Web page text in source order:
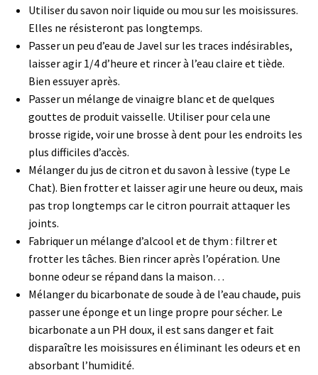
Utiliser du savon noir liquide ou mou sur les moisissures.
Elles ne résisteront pas longtemps.
Passer un peu d’eau de Javel sur les traces indésirables,
laisser agir 1/4 d’heure et rincer à l’eau claire et tiède.
Bien essuyer après.
Passer un mélange de vinaigre blanc et de quelques
gouttes de produit vaisselle. Utiliser pour cela une
brosse rigide, voir une brosse à dent pour les endroits les
plus difficiles d’accès.
Mélanger du jus de citron et du savon à lessive (type Le
Chat). Bien frotter et laisser agir une heure ou deux, mais
pas trop longtemps car le citron pourrait attaquer les
joints.
Fabriquer un mélange d’alcool et de thym : filtrer et
frotter les tâches. Bien rincer après l’opération. Une
bonne odeur se répand dans la maison…
Mélanger du bicarbonate de soude à de l’eau chaude, puis
passer une éponge et un linge propre pour sécher. Le
bicarbonate a un PH doux, il est sans danger et fait
disparaître les moisissures en éliminant les odeurs et en
absorbant l’humidité.